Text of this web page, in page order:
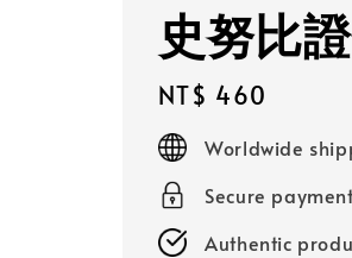
史努比
Regular
price
NT$ 460
Worldwide
Secure
Authentic